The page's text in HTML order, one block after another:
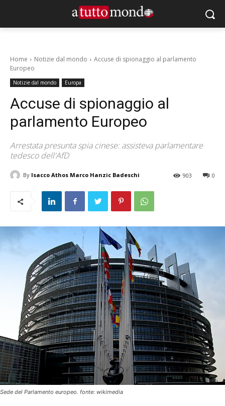
Home Notizie dal mondo
Accuse di spionaggio al parlamento
Europeo
Notizie dal mondo Europa
Accuse di spionaggio al
parlamento Europeo
Arrestata presunta spia cinese: assisteva parlamentare
tedesco dell'AfD
By Isacco Athos Marco Hanzic Badeschi 0
903
Sede del Parlamento europeo. fonte: wikimedia